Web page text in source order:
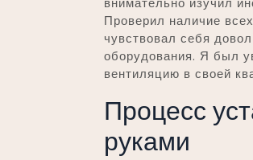
Проверил наличие
чувствовал себя
оборудования. Я был
вентиляцию в своей
Процесс
руками